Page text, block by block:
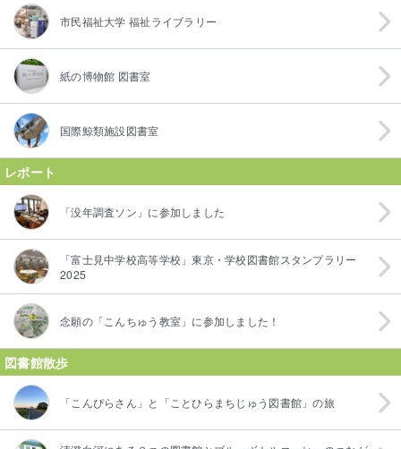
市民福祉大学 福祉ライブラリー
紙の博物館 図書室
国際鯨類施設図書室
レポート
「没年調査ソン」に参加しました
「富士見中学校高等学校」東京・学校図書館スタンプラリー
2025
念願の「こんちゅう教室」に参加しました！
図書館散歩
「こんぴらさん」と「ことひらまちじゅう図書館」の旅